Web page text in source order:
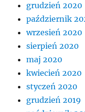
grudzień 2020
październik
wrzesień 2020
sierpień 2020
maj 2020
kwiecień 2020
styczeń 2020
grudzień 2019